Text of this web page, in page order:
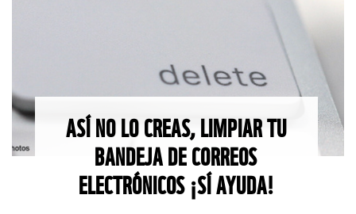
ASÍ NO LO CREAS, LIMPIAR TU
BANDEJA DE CORREOS
ELECTRÓNICOS ¡SÍ AYUDA!